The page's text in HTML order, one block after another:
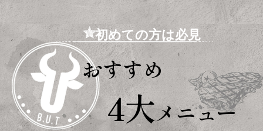
初めての方は必見
おすすめ
4大メニュー